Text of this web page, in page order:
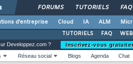
FORUMS TUTORIELS FAQ
d'entreprise Cloud IA ALM
TUTORIELS
FAQ
Developpez.com ?
Inscrivez-vous
Réseau social Blogs Agenda Chat